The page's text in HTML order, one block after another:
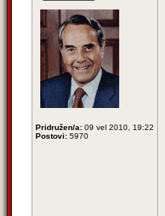
Pridružen/a: 09 vel 2010, 19:22
Postovi: 5970